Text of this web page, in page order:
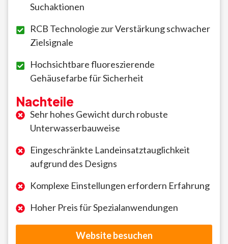
Suchaktionen
RCB Technologie zur Verstärkung schwacher
Zielsignale
Hochsichtbare fluoreszierende
Gehäusefarbe für Sicherheit
Nachteile
Sehr hohes Gewicht durch robuste
Unterwasserbauweise
Eingeschränkte Landeinsatztauglichkeit
aufgrund des Designs
Komplexe Einstellungen erfordern Erfahrung
Hoher Preis für Spezialanwendungen
Website besuchen